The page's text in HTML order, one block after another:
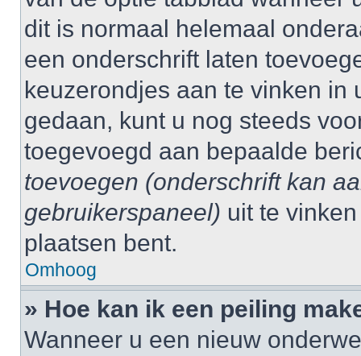
dit is normaal helemaal
een onderschrift laten
keuzerondjes aan te vinken in
gedaan, kunt u nog steeds
toegevoegd aan bepaalde
toevoegen (onderschrift kan
gebruikerspaneel) uit te
plaatsen bent.
Omhoog
» Hoe kan ik een peiling
Wanneer u een nieuw